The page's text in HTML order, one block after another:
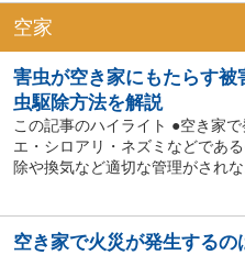
空家
害虫が空き家にもたらす
虫駆除方法を解説
この記事のハイライト ●空き家
エ・シロアリ・ネズミなどであ
除や換気など適切な管理がされ
空き家で火災が発生する